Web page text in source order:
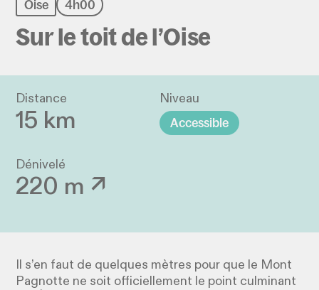
Oise 4h00
Sur le toit de l’Oise
Distance
15 km
Dénivelé
220 m ↗
Niveau
Accessible
Il s’en faut de quelques mètres pour que le Mont
Pagnotte ne soit officiellement le point culminant